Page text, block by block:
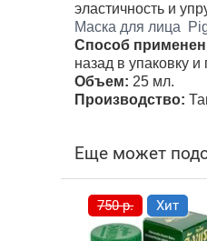
эластичность и
Маска для лица
Способ
назад в упаковку
Объем: 25 мл.
Производство:
Еще может
750 р. Хит